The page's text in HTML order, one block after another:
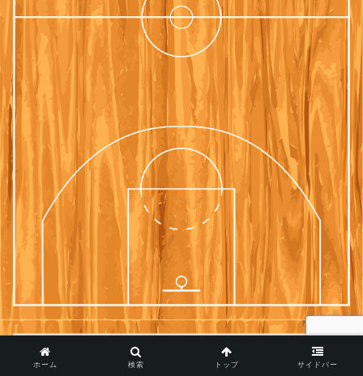
ホーム 検索 トップ サイドバー